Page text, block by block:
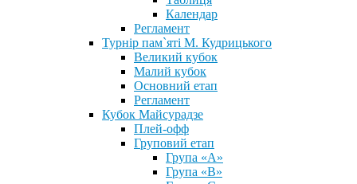
Календар
Регламент
Турнір пам`яті М. Кудрицького
Великий кубок
Малий кубок
Основний етап
Регламент
Кубок Майсурадзе
Плей-офф
Груповий етап
Група «А»
Група «B»